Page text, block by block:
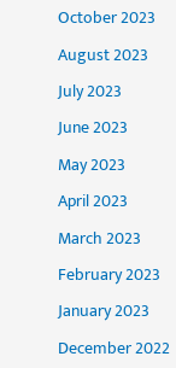
October 2023
August 2023
July 2023
June 2023
May 2023
April 2023
March 2023
February 2023
January 2023
December 2022